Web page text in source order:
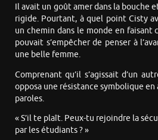
Il avait un goût amer dans la bouche
rigide. Pourtant, à quel point Cisty
un chemin dans le monde en faisant
pouvait s’empêcher de penser à
une belle femme.
Comprenant qu’il s’agissait d’un
opposa une résistance symbolique
paroles.
« S’il te plaît. Peux-tu rejoindre la
par les étudiants ? »